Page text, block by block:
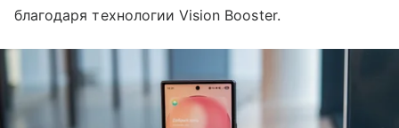
благодаря технологии Vision Booster.